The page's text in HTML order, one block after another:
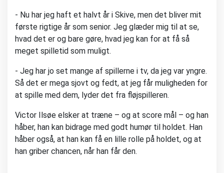
- Nu har jeg haft et halvt år i Skive, men det bliver mit
første rigtige år som senior. Jeg glæder mig til at se,
hvad det er og bare gøre, hvad jeg kan for at få så
meget spilletid som muligt.
- Jeg har jo set mange af spillerne i tv, da jeg var yngre.
Så det er mega sjovt og fedt, at jeg får muligheden for
at spille med dem, lyder det fra fløjspilleren.
Victor Ilsøe elsker at træne – og at score mål – og han
håber, han kan bidrage med godt humør til holdet. Han
håber også, at han kan få en lille rolle på holdet, og at
han griber chancen, når han får den.